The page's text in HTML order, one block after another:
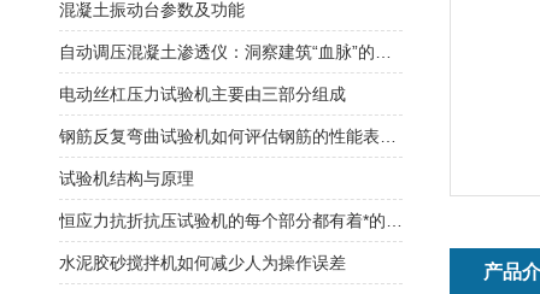
产品
混凝土振动台参数及功能
电动丝杠压力试验机主要由三部分组成
试验机结构与原理
水泥胶砂搅拌机如何减少人为操作误差